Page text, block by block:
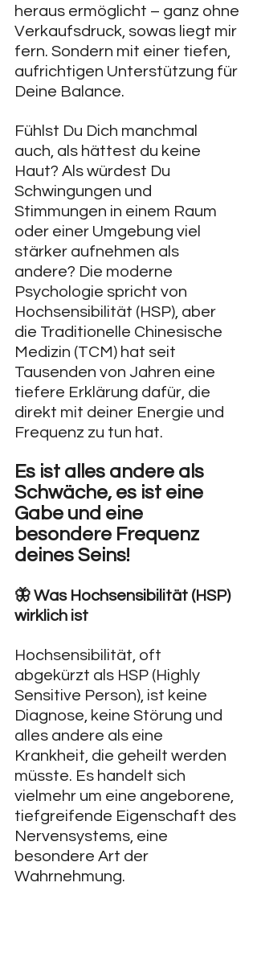
heraus ermöglicht – ganz ohne
Verkaufsdruck, sowas liegt mir
fern. Sondern mit einer tiefen,
aufrichtigen Unterstützung für
Deine Balance.
Fühlst Du Dich manchmal
auch, als hättest du keine
Haut? Als würdest Du
Schwingungen und
Stimmungen in einem Raum
oder einer Umgebung viel
stärker aufnehmen als
andere? Die moderne
Psychologie spricht von
Hochsensibilität (HSP), aber
die Traditionelle Chinesische
Medizin (TCM) hat seit
Tausenden von Jahren eine
tiefere Erklärung dafür, die
direkt mit deiner Energie und
Frequenz zu tun hat.
Es ist alles andere als
Schwäche, es ist eine
Gabe und eine
besondere Frequenz
deines Seins!
🦋 Was Hochsensibilität (HSP)
wirklich ist
Hochsensibilität, oft
abgekürzt als HSP (Highly
Sensitive Person), ist keine
Diagnose, keine Störung und
alles andere als eine
Krankheit, die geheilt werden
müsste. Es handelt sich
vielmehr um eine angeborene,
tiefgreifende Eigenschaft des
Nervensystems, eine
besondere Art der
Wahrnehmung.